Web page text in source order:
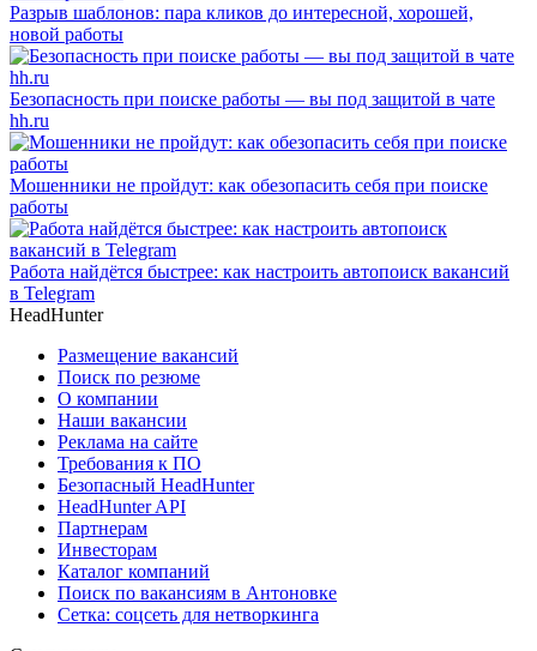
Разрыв шаблонов: пара кликов до интересной, хорошей,
новой работы
Безопасность при поиске работы — вы под защитой в чате
hh.ru
Мошенники не пройдут: как обезопасить себя при поиске
работы
Работа найдётся быстрее: как настроить автопоиск вакансий
в Telegram
HeadHunter
Размещение вакансий
Поиск по резюме
О компании
Наши вакансии
Реклама на сайте
Требования к ПО
Безопасный HeadHunter
HeadHunter API
Партнерам
Инвесторам
Каталог компаний
Поиск по вакансиям в Антоновке
Сетка: соцсеть для нетворкинга